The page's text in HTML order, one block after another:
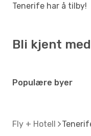
Tenerife har å tilby!
Bli kjent
Populære byer
Fly + Hotell